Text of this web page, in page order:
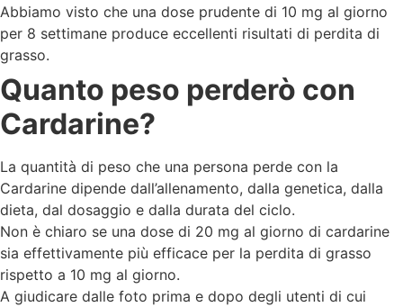
Abbiamo visto che una dose prudente di 10 mg al giorno
per 8 settimane produce eccellenti risultati di perdita di
grasso.
Quanto peso perderò con
Cardarine?
La quantità di peso che una persona perde con la
Cardarine dipende dall’allenamento, dalla genetica, dalla
dieta, dal dosaggio e dalla durata del ciclo.
Non è chiaro se una dose di 20 mg al giorno di cardarine
sia effettivamente più efficace per la perdita di grasso
rispetto a 10 mg al giorno.
A giudicare dalle foto prima e dopo degli utenti di cui